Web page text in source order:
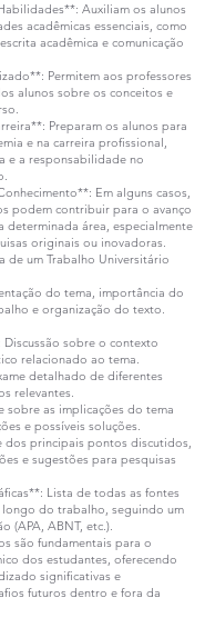
Auxiliam os alunos
acadêmicas essenciais, como
acadêmica e comunicação
Permitem aos professores
alunos sobre os conceitos e
Preparam os alunos para
e na carreira profissional,
e a responsabilidade no
Em alguns casos,
podem contribuir para o avanço
determinada área, especialmente
originais ou inovadoras.
de um Trabalho Universitário
do tema, importância do
e organização do texto.
sobre o contexto
relacionado ao tema.
detalhado de diferentes
relevantes.
sobre as implicações do tema
e possíveis soluções.
dos principais pontos discutidos,
e sugestões para pesquisas
Lista de todas as fontes
do trabalho, seguindo um
(APA, ABNT, etc.).
são fundamentais para o
dos estudantes, oferecendo
significativas e
futuros dentro e fora da